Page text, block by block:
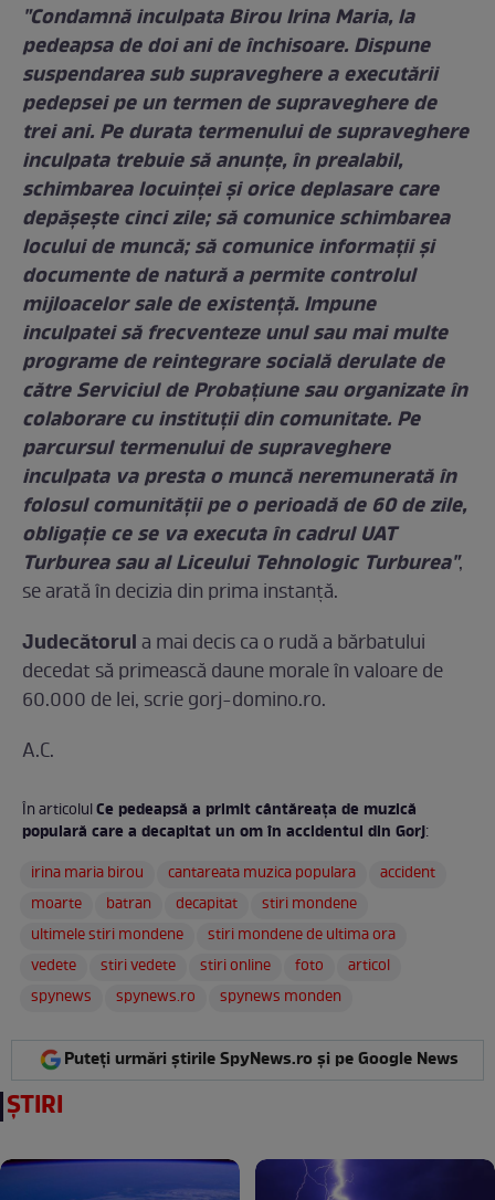
"Condamnă inculpata Birou Irina Maria, la
pedeapsa de doi ani de închisoare. Dispune
suspendarea sub supraveghere a executării
pedepsei pe un termen de supraveghere de
trei ani. Pe durata termenului de supraveghere
inculpata trebuie să anunţe, în prealabil,
schimbarea locuinţei şi orice deplasare care
depăşeşte cinci zile; să comunice schimbarea
locului de muncă; să comunice informaţii şi
documente de natură a permite controlul
mijloacelor sale de existenţă. Impune
inculpatei să frecventeze unul sau mai multe
programe de reintegrare socială derulate de
către Serviciul de Probaţiune sau organizate în
colaborare cu instituţii din comunitate. Pe
parcursul termenului de supraveghere
inculpata va presta o muncă neremunerată în
folosul comunităţii pe o perioadă de 60 de zile,
obligaţie ce se va executa în cadrul UAT
Turburea sau al Liceului Tehnologic Turburea",
se arată în decizia din prima instanță.
Judecătorula mai decis ca o rudă a bărbatului
decedat să primească daune morale în valoare de
60.000 de lei, scrie gorj-domino.ro.
A.C.
În articolulCe pedeapsă a primit cântăreața de muzică
populară care a decapitat un om în accidentul din Gorj:
irina maria birou
cantareata muzica populara
accident
moarte
batran decapitat
stiri mondene
ultimele stiri mondene
stiri mondene de ultima ora
vedete
stiri vedete stiri online foto
articol
spynews
spynews.ro spynews monden
Puteți urmări știrile SpyNews.ro și pe Google News
ȘTIRI